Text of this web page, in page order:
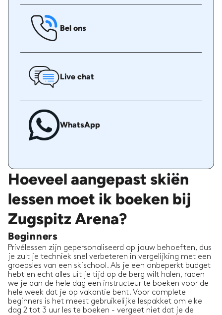
Bel ons
Live chat
WhatsApp
Hoeveel aangepast skiën
lessen moet ik boeken bij
Zugspitz Arena?
Beginners
Privélessen zijn gepersonaliseerd op jouw behoeften, dus
je zult je techniek snel verbeteren in vergelijking met een
groepsles van een skischool. Als je een onbeperkt budget
hebt en echt alles uit je tijd op de berg wilt halen, raden
we je aan de hele dag een instructeur te boeken voor de
hele week dat je op vakantie bent. Voor complete
beginners is het meest gebruikelijke lespakket om elke
dag 2 tot 3 uur les te boeken - vergeet niet dat je de